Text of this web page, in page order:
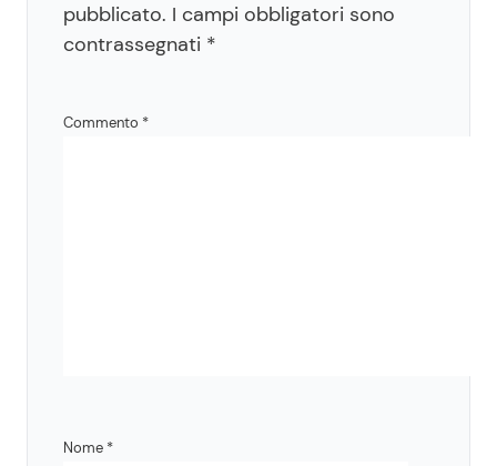
pubblicato. I campi obbligatori sono
contrassegnati *
Commento *
Nome *